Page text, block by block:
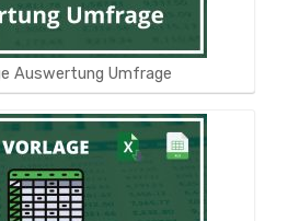
Auswertung Umfrage